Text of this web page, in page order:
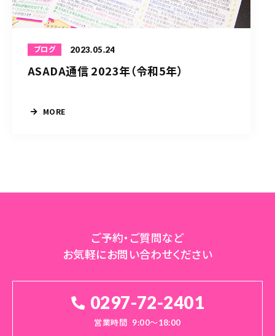
ブログ 2023.05.24
ASADA通信 2023年（令和5年）
MORE
ご予約・ご質問など
お気軽にお問い合わせください
0297-72-2401
営業時間 9:00～18:00